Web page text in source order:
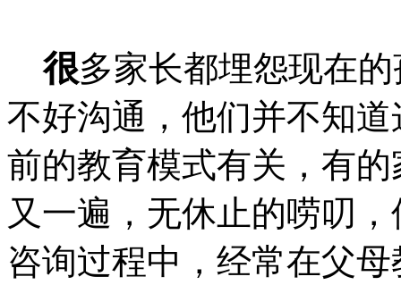
很多家长都埋怨现在
不好沟通，他们并不知
前的教育模式有关，有
又一遍，无休止的唠叨
咨询过程中，经常在父